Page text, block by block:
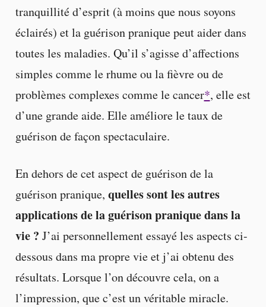
tranquillité d’esprit (à moins que nous soyons
éclairés) et la guérison pranique peut aider dans
toutes les maladies. Qu’il s’agisse d’affections
simples comme le rhume ou la fièvre ou de
problèmes complexes comme le cancer*, elle est
d’une grande aide. Elle améliore le taux de
guérison de façon spectaculaire.
En dehors de cet aspect de guérison de la
guérison pranique, quelles sont les autres
applications de la guérison pranique dans la
vie ? J’ai personnellement essayé les aspects ci-
dessous dans ma propre vie et j’ai obtenu des
résultats. Lorsque l’on découvre cela, on a
l’impression, que c’est un véritable miracle.